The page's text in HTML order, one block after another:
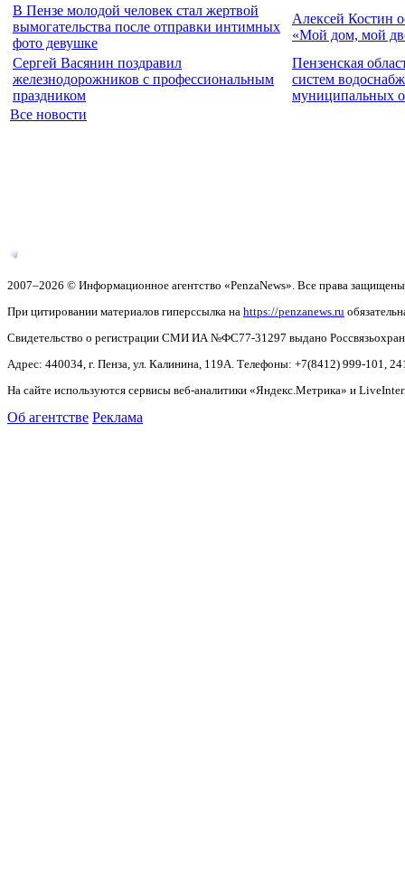
В Пензе молодой человек стал жертвой
вымогательства после отправки интимных
фото девушке
Алексей Костин
«Мой дом, мой
Сергей Васянин поздравил
железнодорожников с профессиональным
праздником
Пензенская
систем
муниципальных
Все новости
2007–2026 © Информационное агентство «PenzaNews». Все права
При цитировании материалов гиперссылка на https://penzanews.ru
Свидетельство о регистрации СМИ ИА №ФС77-31297 выдано
Адрес: 440034, г. Пенза, ул. Калинина, 119А. Телефоны: +7(8412) 999-101,
На сайте используются сервисы веб-аналитики «Яндекс.Метрика» и
Об агентстве Реклама